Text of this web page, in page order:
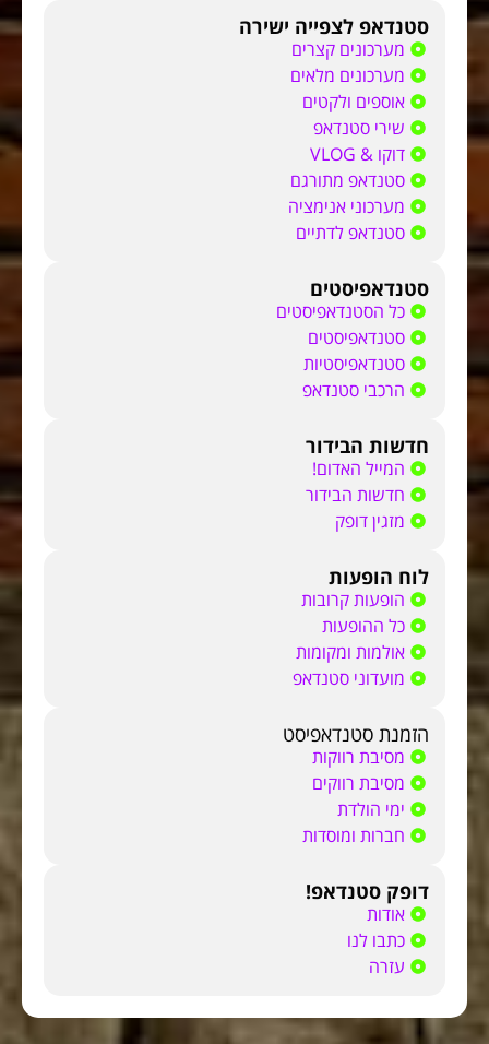
סטנדאפ לצפייה ישירה
מערכונים קצרים
מערכונים מלאים
אוספים ולקטים
שירי סטנדאפ
דוקו & VLOG
סטנדאפ מתורגם
מערכוני אנימציה
סטנדאפ לדתיים
סטנדאפיסטים
כל הסטנדאפיסטים
סטנדאפיסטים
סטנדאפיסטיות
הרכבי סטנדאפ
חדשות הבידור
המייל האדום!
חדשות הבידור
מזגין דופק
לוח הופעות
הופעות קרובות
כל ההופעות
אולמות ומקומות
מועדוני סטנדאפ
הזמנת סטנדאפיסט
מסיבת רווקות
מסיבת רווקים
ימי הולדת
חברות ומוסדות
דופק סטנדאפ!
אודות
כתבו לנו
עזרה